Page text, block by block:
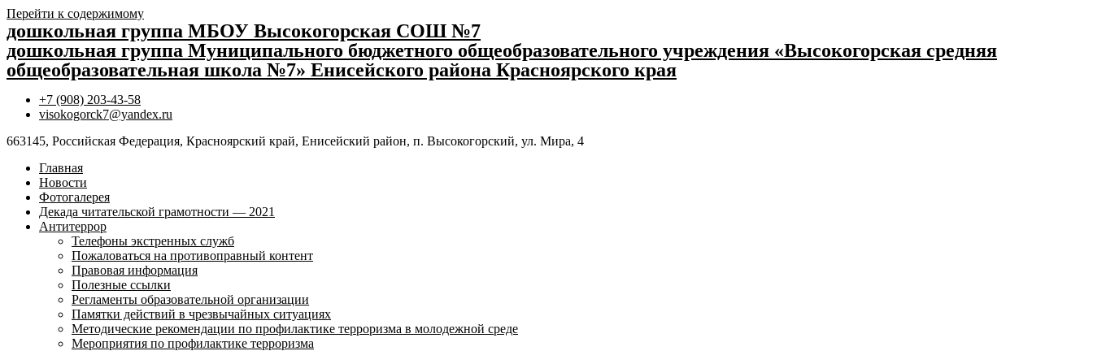
Перейти к содержимому
дошкольная группа МБОУ Высокогорская СОШ №7
дошкольная группа Муниципального бюджетного общеобразовательного учреждения «Высокогорская средняя
общеобразовательная школа №7» Енисейского района Красноярского края
+7 (908) 203-43-58
visokogorck7@yandex.ru
663145, Российская Федерация, Красноярский край, Енисейский район, п. Высокогорский, ул. Мира, 4
Главная
Новости
Фотогалерея
Декада читательской грамотности — 2021
Антитеррор
Телефоны экстренных служб
Пожаловаться на противоправный контент
Правовая информация
Полезные ссылки
Регламенты образовательной организации
Памятки действий в чрезвычайных ситуациях
Методические рекомендации по профилактике терроризма в молодежной среде
Мероприятия по профилактике терроризма